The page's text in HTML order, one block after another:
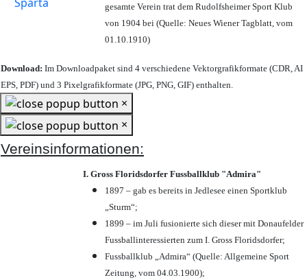
gesamte Verein trat dem Rudolfsheimer Sport Klub
von 1904 bei (Quelle: Neues Wiener Tagblatt, vom
01.10.1910)
Download: Im Downloadpaket sind 4 verschiedene Vektorgrafikformate (CDR, AI
EPS, PDF) und 3 Pixelgrafikformate (JPG, PNG, GIF) enthalten.
×
×
Vereinsinformationen:
I. Gross Floridsdorfer Fussballklub "Admira"
1897 – gab es bereits in Jedlesee einen Sportklub
„Sturm“;
1899 – im Juli fusionierte sich dieser mit Donaufelder
Fussballinteressierten zum I. Gross Floridsdorfer;
Fussballklub „Admira“ (Quelle: Allgemeine Sport
Zeitung, vom 04.03.1900);